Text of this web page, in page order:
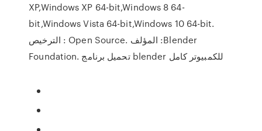
XP,Windows XP 64-bit,Windows 8 64-
bit,Windows Vista 64-bit,Windows 10 64-bit.
الترخيص : Open Source. المؤلف :Blender
Foundation. تحميل برنامج blender للكمبيوتر كامل